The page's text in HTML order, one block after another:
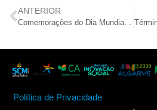
ANTERIOR
Comemorações do Dia Mundial da Atividade Física no Lar S. Vicente
Política de Privacidade